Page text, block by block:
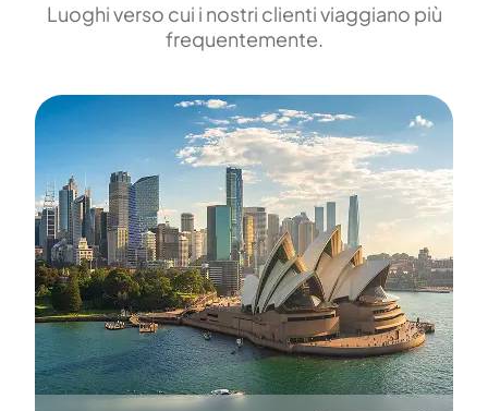
Luoghi verso cui i nostri clienti viaggiano più
frequentemente.